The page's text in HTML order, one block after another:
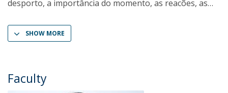
desporto, a importância do momento, as reacões, as
SHOW MORE
Faculty